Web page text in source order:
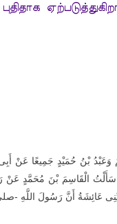
وَعَبْدُ بْنُ حُمَيْدٍ جَمِيعًا عَنْ
سَأَلْتُ الْقَاسِمَ بْنَ مُحَمَّدٍ
عَائِشَةُ أَنَّ رَسُولَ اللَّهِ -